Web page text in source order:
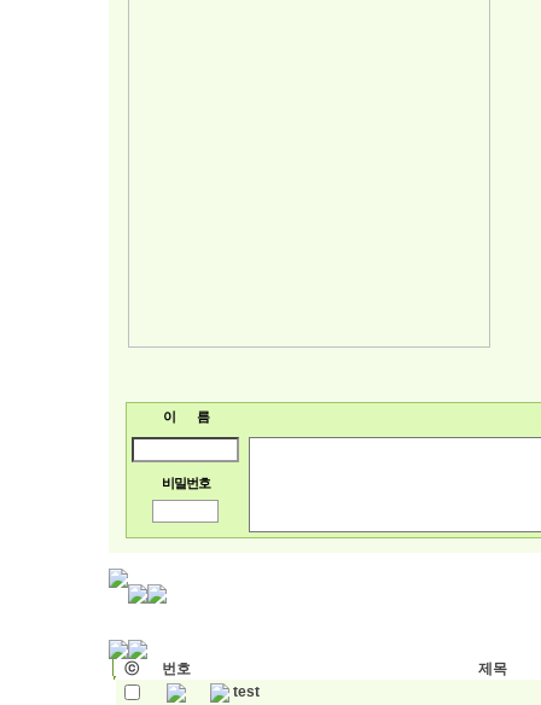
이 름
비밀번호
ⓒ 번호
제목
test